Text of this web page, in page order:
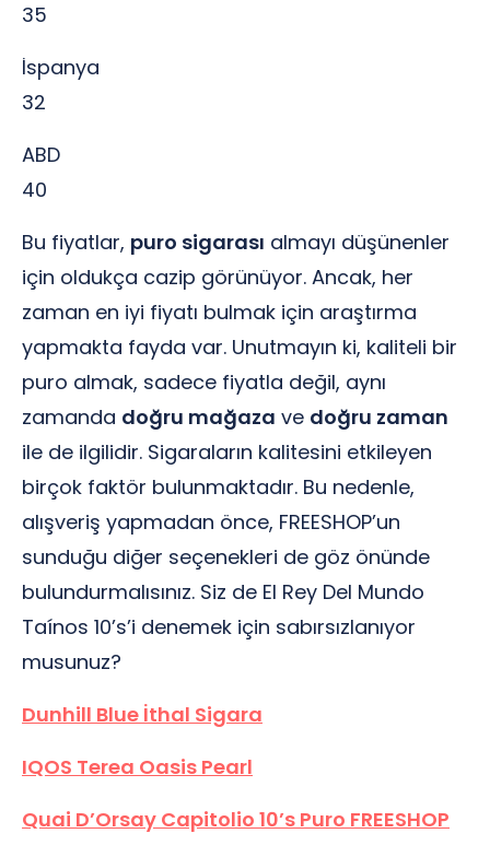
35
İspanya
32
ABD
40
Bu fiyatlar, puro sigarası almayı düşünenler
için oldukça cazip görünüyor. Ancak, her
zaman en iyi fiyatı bulmak için araştırma
yapmakta fayda var. Unutmayın ki, kaliteli bir
puro almak, sadece fiyatla değil, aynı
zamanda doğru mağaza ve doğru zaman
ile de ilgilidir. Sigaraların kalitesini etkileyen
birçok faktör bulunmaktadır. Bu nedenle,
alışveriş yapmadan önce, FREESHOP’un
sunduğu diğer seçenekleri de göz önünde
bulundurmalısınız. Siz de El Rey Del Mundo
Taínos 10’s’i denemek için sabırsızlanıyor
musunuz?
Dunhill Blue İthal Sigara
IQOS Terea Oasis Pearl
Quai D’Orsay Capitolio 10’s Puro FREESHOP